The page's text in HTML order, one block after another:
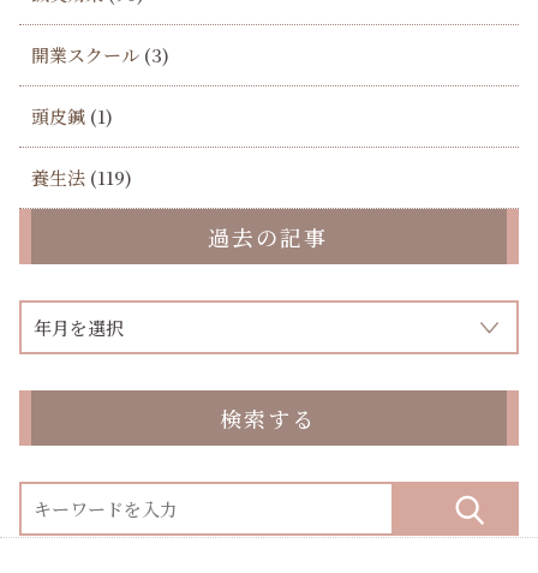
開業スクール (3)
頭皮鍼 (1)
養生法 (119)
過去の記事
検索する